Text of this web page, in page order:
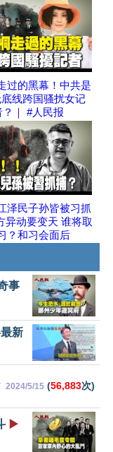
过的黑幕！中共是
线跨国骚扰女记
？｜ #人民报
泽民子孙皆被习抓
异动要变天 谁将取
？和习会面后
事
新
2024/5/15 (56,883次)
▶️